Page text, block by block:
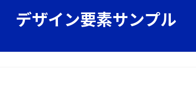
デザイン要素サンプル